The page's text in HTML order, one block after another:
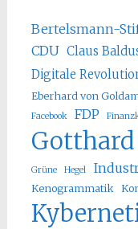
Bertelsmann-
CDU Claus
Digitale
Eberhard von
Facebook FDP
Grüne Hegel
Kenogrammatik